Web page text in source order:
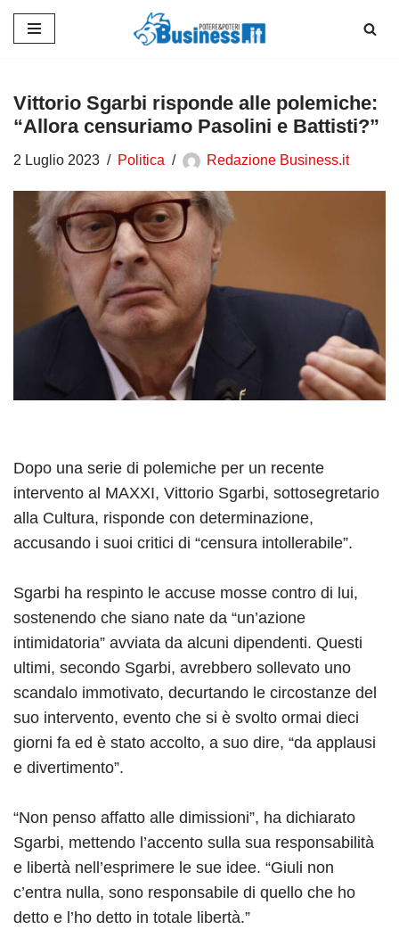
contenuto
Vittorio Sgarbi risponde alle polemiche:
“Allora censuriamo Pasolini e Battisti?”
2 Luglio 2023 Politica Redazione Business.it
Dopo una serie di polemiche per un recente
intervento al MAXXI, Vittorio Sgarbi, sottosegretario
alla Cultura, risponde con determinazione,
accusando i suoi critici di “censura intollerabile”.
Sgarbi ha respinto le accuse mosse contro di lui,
sostenendo che siano nate da “un’azione
intimidatoria” avviata da alcuni dipendenti. Questi
ultimi, secondo Sgarbi, avrebbero sollevato uno
scandalo immotivato, decurtando le circostanze del
suo intervento, evento che si è svolto ormai dieci
giorni fa ed è stato accolto, a suo dire, “da applausi
e divertimento”.
“Non penso affatto alle dimissioni”, ha dichiarato
Sgarbi, mettendo l’accento sulla sua responsabilità
e libertà nell’esprimere le sue idee. “Giuli non
c’entra nulla, sono responsabile di quello che ho
detto e l’ho detto in totale libertà.”